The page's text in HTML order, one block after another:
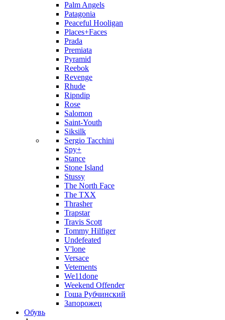
Palm Angels
Patagonia
Peaceful Hooligan
Places+Faces
Prada
Premiata
Pyramid
Reebok
Revenge
Rhude
Ripndip
Rose
Salomon
Saint-Youth
Siksilk
Sergio Tacchini
Spy+
Stance
Stone Island
Stussy
The North Face
The TXX
Thrasher
Trapstar
Travis Scott
Tommy Hilfiger
Undefeated
V'lone
Versace
Vetements
We11done
Weekend Offender
Гоша Рубчинский
Запорожец
Обувь